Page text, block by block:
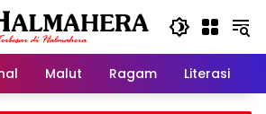
Malut Ragam Literasi